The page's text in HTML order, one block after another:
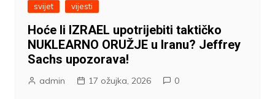
svijet vijesti
Hoće li IZRAEL upotrijebiti taktičko
NUKLEARNO ORUŽJE u Iranu? Jeffrey
Sachs upozorava!
admin 17 ožujka, 2026 0